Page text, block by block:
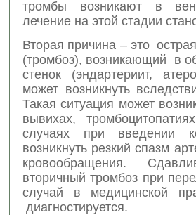
тромбы возникают в
лечение на этой стадии
Вторая причина – это
(тромбоз), возникающий в
стенок (эндартериит,
может возникнуть
Такая ситуация может
вывихах,
случаях при введении
возникнуть резкий спазм
кровообращения.
вторичный тромбоз при
случай в медицинской
диагностируется.